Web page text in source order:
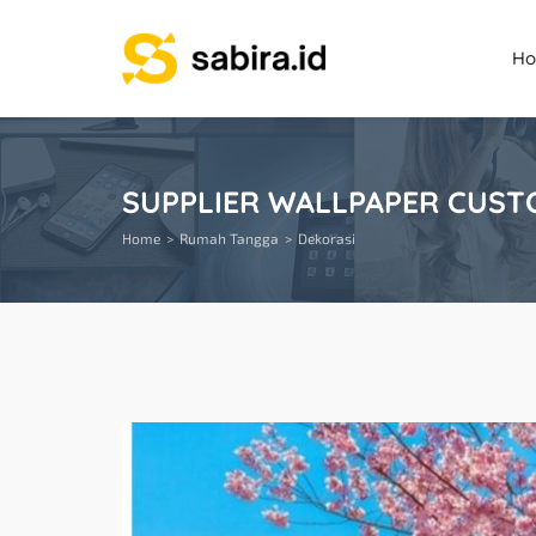
SUPPLIER WALLPAPER
Home Rumah Tangga Dekorasi